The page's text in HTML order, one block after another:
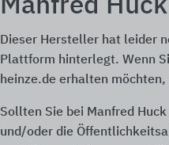
Manfred Huck
Dieser Hersteller hat leider
Plattform hinterlegt. Wenn
heinze.de erhalten
Sollten Sie bei Manfred
und/oder die